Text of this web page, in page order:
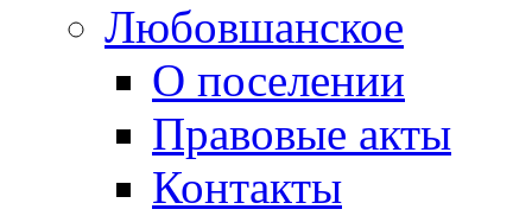
Любовшанское
О поселении
Правовые акты
Контакты